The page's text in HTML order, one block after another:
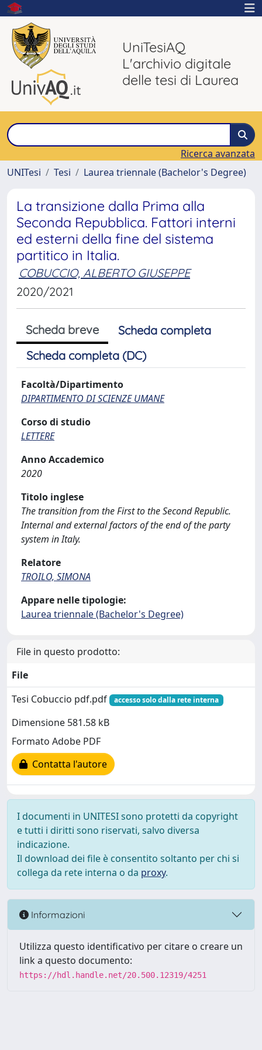
UniTesiAQ
L'archivio digitale
delle tesi di Laurea
Ricerca avanzata
UNITesi
Tesi Laurea triennale (Bachelor's Degree)
La transizione dalla Prima alla
Seconda Repubblica. Fattori interni
ed esterni della fine del sistema
partitico in Italia.
COBUCCIO, ALBERTO GIUSEPPE
2020/2021
Scheda breve
Scheda completa
Scheda completa (DC)
Facoltà/Dipartimento
DIPARTIMENTO DI SCIENZE UMANE
Corso di studio
LETTERE
Anno Accademico
2020
Titolo inglese
The transition from the First to the Second Republic.
Internal and external factors of the end of the party
system in Italy.
Relatore
TROILO, SIMONA
Appare nelle tipologie:
Laurea triennale (Bachelor's Degree)
File in questo prodotto:
File
Tesi Cobuccio pdf.pdf
accesso solo dalla rete interna
Dimensione 581.58 kB
Formato Adobe PDF
Contatta l'autore
I documenti in UNITESI sono protetti da copyright
e tutti i diritti sono riservati, salvo diversa
indicazione.
Il download dei file è consentito soltanto per chi si
collega da rete interna o da proxy.
Informazioni
Utilizza questo identificativo per citare o creare un
link a questo documento:
https://hdl.handle.net/20.500.12319/4251